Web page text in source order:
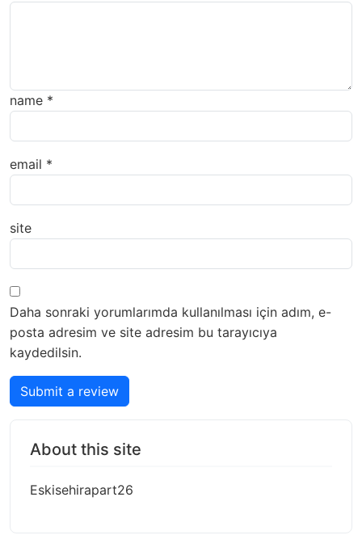
name *
email *
site
Daha sonraki yorumlarımda kullanılması için adım, e-
posta adresim ve site adresim bu tarayıcıya
kaydedilsin.
Submit a review
About this site
Eskisehirapart26